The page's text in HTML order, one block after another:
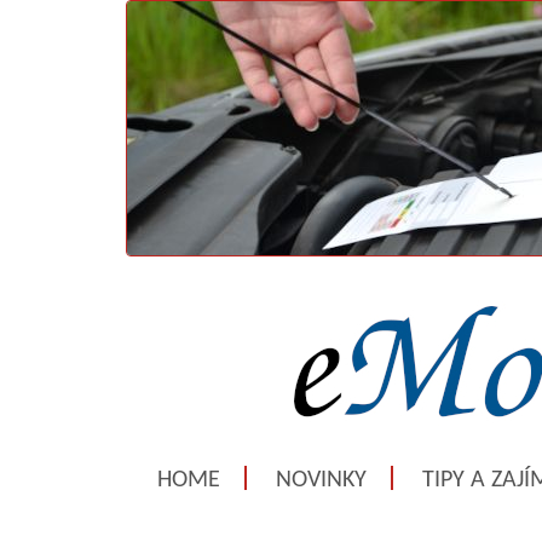
HOME NOVINKY TIPY A